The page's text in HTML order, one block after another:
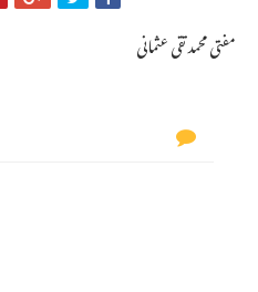
مفتی محمد تقی عثمانی